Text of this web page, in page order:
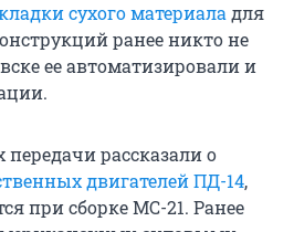
сухого материала для
ранее никто не
ее автоматизировали и
передачи рассказали о
двигателей ПД-14,
при сборке МС-21. Ранее